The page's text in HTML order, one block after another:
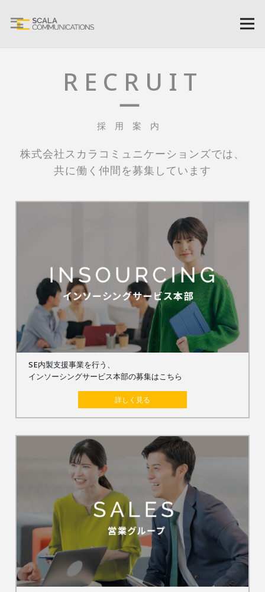
RECRUIT
ー
採用案内
株式会社スカラコミュニケーションズでは、
共に働く仲間を募集しています
SE内製支援事業を行う、
インソーシングサービス本部の募集はこちら
詳しく見る